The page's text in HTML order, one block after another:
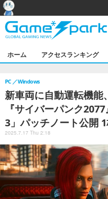
ホーム アクセスランキング
新車両に自動運転機能
『サイバーパンク
3」パッチノート公開
PC Windows
2025.7.17 Thu 2:18